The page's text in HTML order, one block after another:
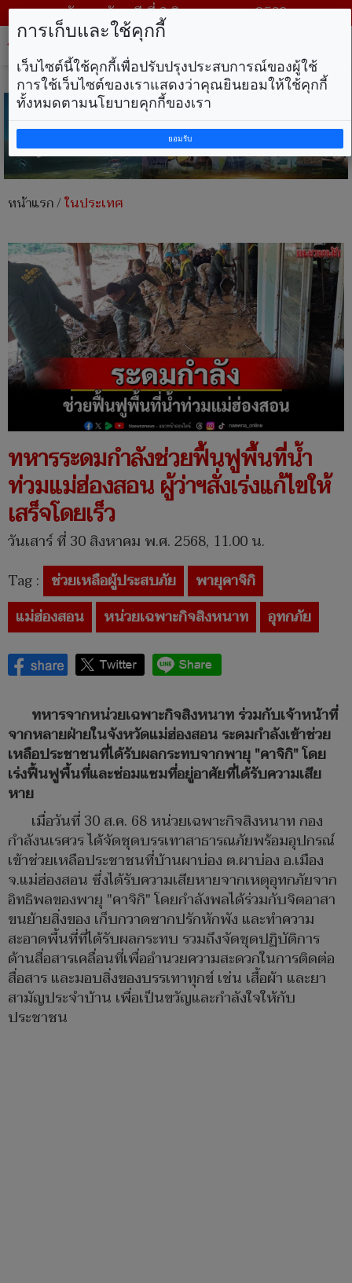
วันพฤหัสบดี ที่ 6 สิงหาคม พ.ศ. 2569
หน้าแรก/ในประเทศ
ทหารระดมกำลังช่วยฟื้นฟูพื้นที่น้ำ
ท่วมแม่ฮ่องสอน ผู้ว่าฯสั่งเร่งแก้ไขให้
เสร็จโดยเร็ว
วันเสาร์ ที่ 30 สิงหาคม พ.ศ. 2568, 11.00 น.
Tag : ช่วยเหลือผู้ประสบภัย
พายุคาจิกิ
แม่ฮ่องสอน
หน่วยเฉพาะกิจสิงหนาท อุทกภัย
ทหารจากหน่วยเฉพาะกิจสิงหนาท ร่วมกับเจ้าหน้าที่
จากหลายฝ่ายในจังหวัดแม่ฮ่องสอน ระดมกำลังเข้าช่วย
เหลือประชาชนที่ได้รับผลกระทบจากพายุ "คาจิกิ" โดย
เร่งฟื้นฟูพื้นที่และซ่อมแซมที่อยู่อาศัยที่ได้รับความเสีย
หาย
เมื่อวันที่ 30 ส.ค. 68 หน่วยเฉพาะกิจสิงหนาท กอง
กำลังนเรศวร ได้จัดชุดบรรเทาสาธารณภัยพร้อมอุปกรณ์
เข้าช่วยเหลือประชาชนที่บ้านผาบ่อง ต.ผาบ่อง อ.เมือง
จ.แม่ฮ่องสอน ซึ่งได้รับความเสียหายจากเหตุอุทกภัยจาก
อิทธิพลของพายุ "คาจิกิ" โดยกำลังพลได้ร่วมกับจิตอาสา
ขนย้ายสิ่งของ เก็บกวาดซากปรักหักพัง และทำความ
สะอาดพื้นที่ที่ได้รับผลกระทบ รวมถึงจัดชุดปฏิบัติการ
ด้านสื่อสารเคลื่อนที่เพื่ออำนวยความสะดวกในการติดต่อ
สื่อสาร และมอบสิ่งของบรรเทาทุกข์ เช่น เสื้อผ้า และยา
สามัญประจำบ้าน เพื่อเป็นขวัญและกำลังใจให้กับ
ประชาชน
การเก็บและใช้คุกกี้
เว็บไซต์นี้ใช้คุกกี้เพื่อปรับปรุงประสบการณ์ของผู้ใช้
การใช้เว็บไซต์ของเราแสดงว่าคุณยินยอมให้ใช้คุกกี้
ทั้งหมดตามนโยบายคุกกี้ของเรา
ยอมรับ